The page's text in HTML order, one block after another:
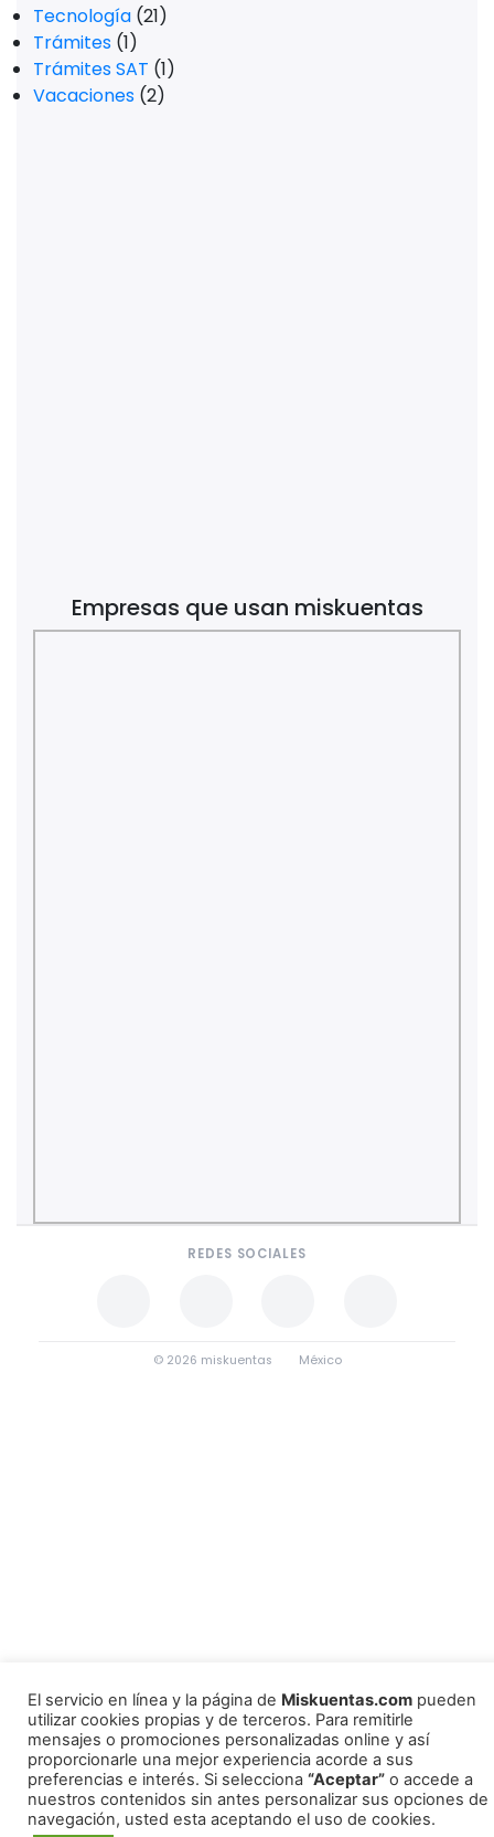
Tecnología (21)
Trámites (1)
Trámites SAT (1)
Vacaciones (2)
Empresas que usan miskuentas
REDES SOCIALES
© 2026 miskuentas México
El servicio en línea y la página de Miskuentas.com pueden
utilizar cookies propias y de terceros. Para remitirle
mensajes o promociones personalizadas online y así
proporcionarle una mejor experiencia acorde a sus
preferencias e interés. Si selecciona “Aceptar” o accede a
nuestros contenidos sin antes personalizar sus opciones de
navegación, usted esta aceptando el uso de cookies.